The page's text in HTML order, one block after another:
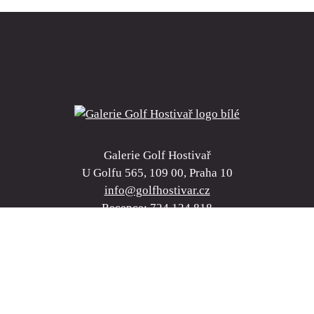
Galerie Golf Hostivař
U Golfu 565, 109 00, Praha 10
info@golfhostivar.cz
Recepce: 724 124 818